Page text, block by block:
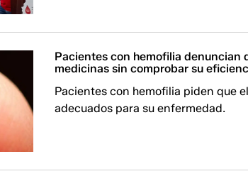
Pacientes con hemofilia denuncian
medicinas sin comprobar su
Pacientes con hemofilia piden que
adecuados para su enfermedad.